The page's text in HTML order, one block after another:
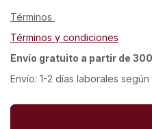
Términos
Términos y condiciones
Envío gratuito a partir de
Envío: 1-2 días laborales según